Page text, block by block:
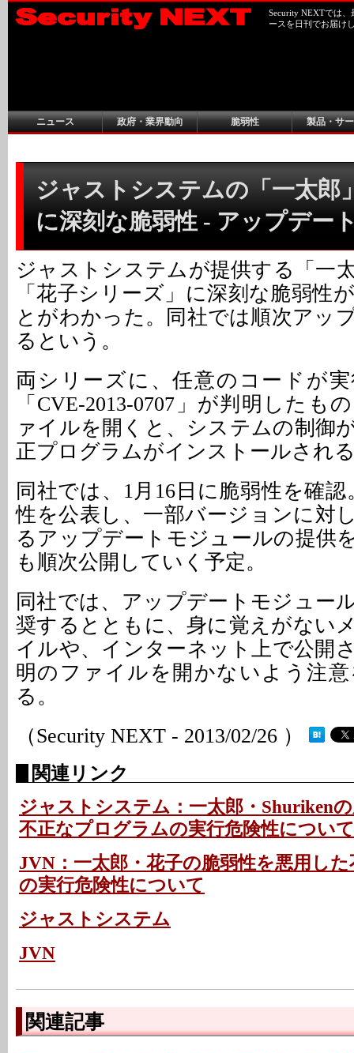
Security NEXTでは
ースを日刊でお届け
ニュース 政府・業界動向 脆弱性 製品・サ
ジャストシステムの「一太郎
に深刻な脆弱性 - アップデー
ジャストシステムが提供する「一
「花子シリーズ」に深刻な脆弱性
とがわかった。同社では順次アッ
るという。
両シリーズに、任意のコードが
「CVE-2013-0707」が判明したも
ァイルを開くと、システムの制御
正プログラムがインストールされ
同社では、1月16日に脆弱性を確認
性を公表し、一部バージョンに対
るアップデートモジュールの提供
も順次公開していく予定。
同社では、アップデートモジュー
奨するとともに、身に覚えがない
イルや、インターネット上で公開
明のファイルを開かないよう注
る。
（Security NEXT - 2013/02/26 ）
関連リンク
ジャストシステム：一太郎・Shuriken
不正なプログラムの実行危険性について
JVN：一太郎・花子の脆弱性を悪用し
の実行危険性について
ジャストシステム
JVN
関連記事